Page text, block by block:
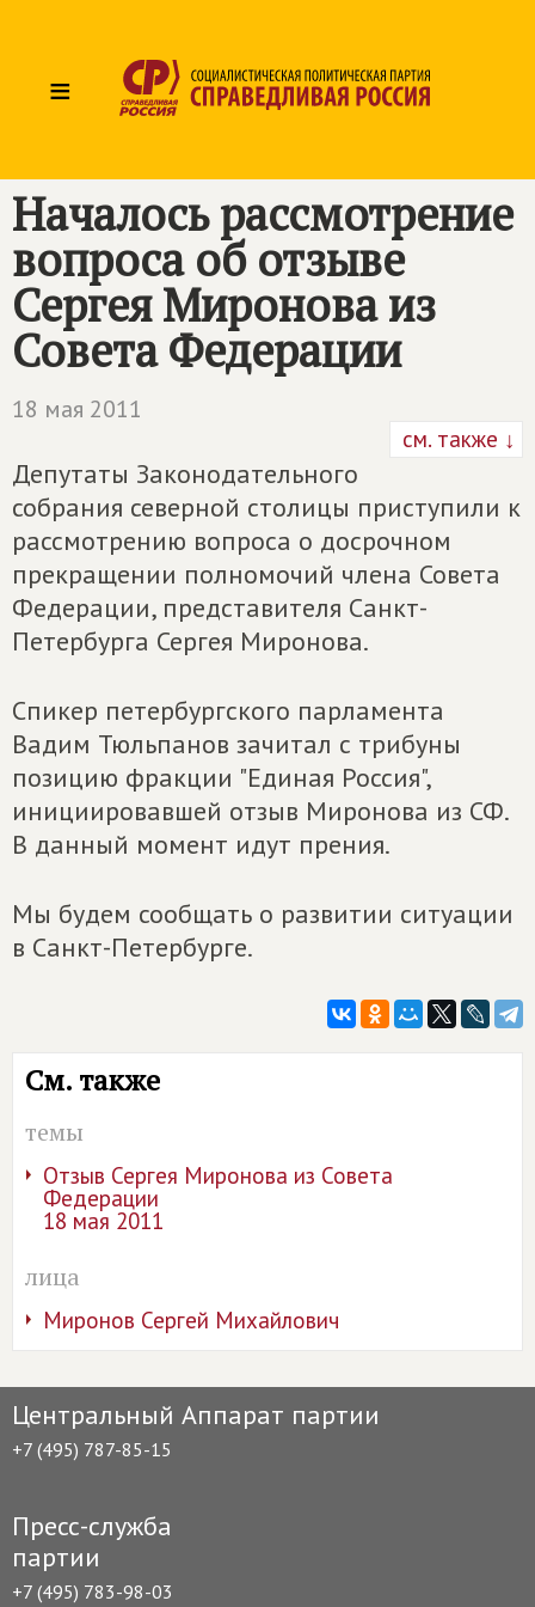
≡
Началось рассмотрение
вопроса об отзыве
Сергея Миронова из
Совета Федерации
18 мая 2011
см. также ↓
Депутаты Законодательного
собрания северной столицы приступили к
рассмотрению вопроса о досрочном
прекращении полномочий члена Совета
Федерации, представителя Санкт-
Петербурга Сергея Миронова.
Спикер петербургского парламента
Вадим Тюльпанов зачитал с трибуны
позицию фракции "Единая Россия",
инициировавшей отзыв Миронова из СФ.
В данный момент идут прения.
Мы будем сообщать о развитии ситуации
в Санкт-Петербурге.
См. также
темы
Отзыв Сергея Миронова из Совета
Федерации
18 мая 2011
лица
Миронов Сергей Михайлович
Центральный Аппарат партии
+7 (495) 787-85-15
Пресс-служба
партии
+7 (495) 783-98-03